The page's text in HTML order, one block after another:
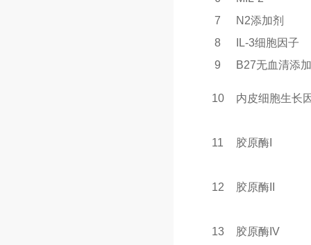
7
N2添加剂
8
IL-3细胞因子
9
B27无血清添
10 内皮细胞生长
11 胶原酶I
12 胶原酶II
13 胶原酶IV